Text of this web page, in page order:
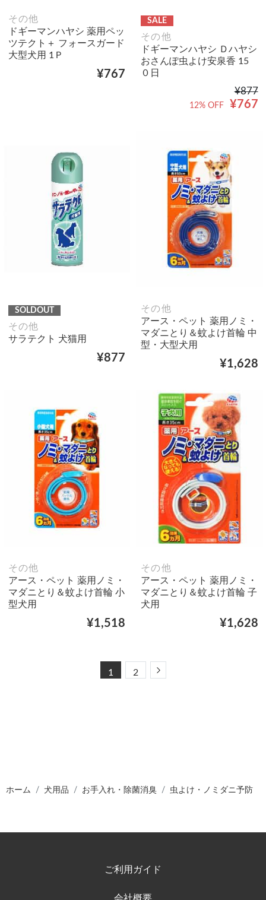
その他
ドギーマンハヤシ 薬用ペッ
ツテクト＋ フォースガード
大型犬用 1Ｐ
¥767
SALE
その他
ドギーマンハヤシ Ｄハヤシ
おさんぽ虫よけ安泉香 15
０日
¥877
¥767
12% OFF
SOLDOUT
その他
サラテクト 犬猫用
¥877
その他
アース・ペット 薬用ノミ・
マダニとり＆蚊よけ首輪 中
型・大型犬用
¥1,628
その他
アース・ペット 薬用ノミ・
マダニとり＆蚊よけ首輪 小
型犬用
¥1,518
その他
アース・ペット 薬用ノミ・
マダニとり＆蚊よけ首輪 子
犬用
¥1,628
1 2 Next
ホーム 犬用品 お手入れ・除菌消臭 虫よけ・ノミダニ予防
ご利用ガイド